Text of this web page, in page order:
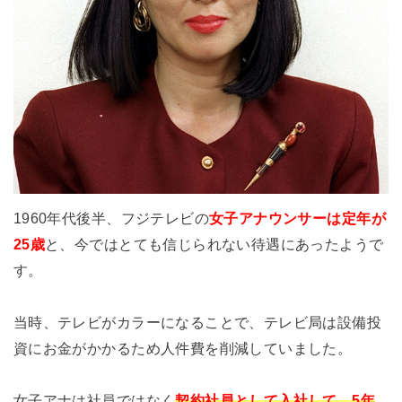
1960年代後半、フジテレビの女子アナウンサーは定年が
25歳と、今ではとても信じられない待遇にあったようで
す。
当時、テレビがカラーになることで、テレビ局は設備投
資にお金がかかるため人件費を削減していました。